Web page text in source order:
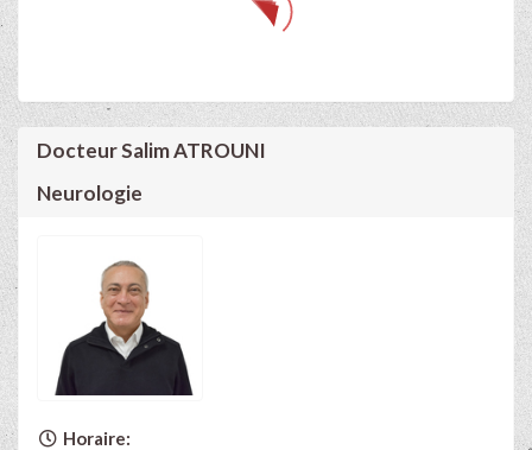
Docteur Salim ATROUNI
Neurologie
Horaire: